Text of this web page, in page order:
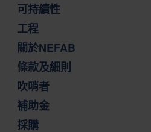
可持續性
工程
關於NEFAB
條款及細則
吹哨者
補助金
採購